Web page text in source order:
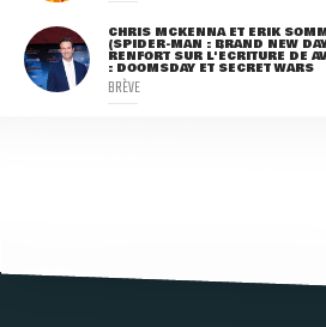
CHRIS MCKENNA ET ERIK
(SPIDER-MAN : BRAND NEW
RENFORT SUR L'ÉCRITURE DE
: DOOMSDAY ET SECRET WARS
BRÈVE